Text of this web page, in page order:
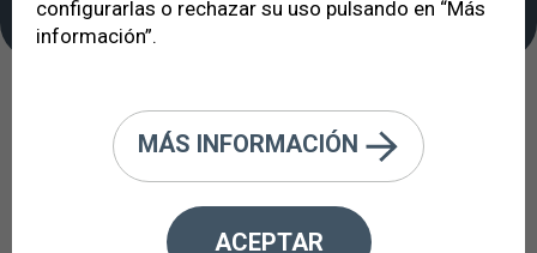
El Oftalmólogo Oculoplástico
resuelve el problema estético o
funcional de párpado, órbita o vía
lagrimal, cuidando el ojo y su visión.
configurarlas o rechazar su uso pulsando en “Más
información”.
MÁS INFORMACIÓN
ACEPTAR